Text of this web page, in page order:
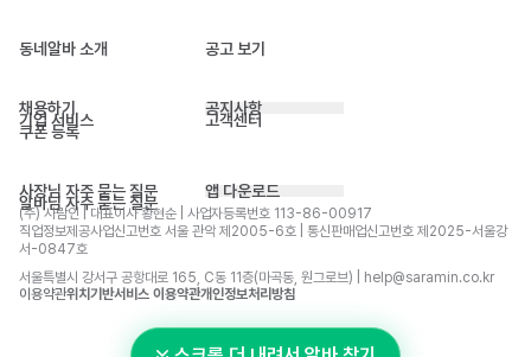
동네알바 소개 공고 보기
채용하기
기업 서비스
쿠폰 등록
공지사항
고객센터
사장님 자주 묻는 질문
알바님 자주 묻는 질문
앱 다운로드
(주) 사람인 | 대표이사 황현순 | 사업자등록번호 113-86-00917
직업정보제공사업신고번호 서울 관악 제2005-6호 | 통신판매업신고번호 제2025-서울강
서-0847호
서울특별시 강서구 공항대로 165, C동 11층(마곡동, 원그로브) | help@saramin.co.kr
이용약관위치기반서비스 이용약관개인정보처리방침